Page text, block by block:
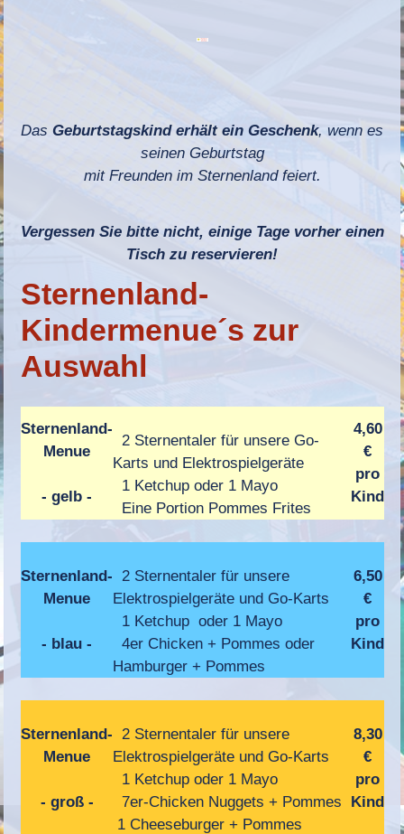
Das Geburtstagskind erhält ein Geschenk, wenn es
seinen Geburtstag
mitFreunden im Sternenland feiert.
Vergessen Sie bitte nicht, einige Tage vorher einen
Tisch zu reservieren!
Sternenland-
Kindermenue´s zur
Auswahl
Sternenland-
Menue
- gelb -
2 Sternentaler für unsere Go-
Karts und Elektrospielgeräte
1 Ketchup oder 1 Mayo
Eine Portion Pommes Frites
4,60
€
pro
Kind
Sternenland-
Menue
- blau -
2 Sternentaler für unsere
Elektrospielgeräte und Go-Karts
1 Ketchup oder 1 Mayo
4er Chicken + Pommes oder
Hamburger + Pommes
6,50
€
pro
Kind
Sternenland-
Menue
- groß -
2 Sternentaler für unsere
Elektrospielgeräte und Go-Karts
1 Ketchup oder 1 Mayo
7er-Chicken Nuggets + Pommes
1 Cheeseburger + Pommes
8,30
€
pro
Kind